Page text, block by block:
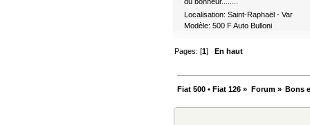
Localisation: Saint-Raphaël - Var
Modèle: 500 F Auto Bulloni
Pages: [1]En haut
Fiat 500 • Fiat 126 » Forum» Bons